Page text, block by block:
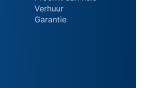
Verhuur
Garantie